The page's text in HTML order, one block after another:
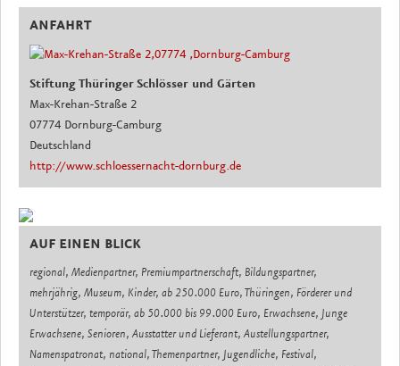
ANFAHRT
Stiftung Thüringer Schlösser und Gärten
Max-Krehan-Straße 2
07774 Dornburg-Camburg
Deutschland
http://www.schloessernacht-dornburg.de
AUF EINEN BLICK
regional, Medienpartner, Premiumpartnerschaft, Bildungspartner,
mehrjährig, Museum, Kinder, ab 250.000 Euro, Thüringen, Förderer und
Unterstützer, temporär, ab 50.000 bis 99.000 Euro, Erwachsene, Junge
Erwachsene, Senioren, Ausstatter und Lieferant, Austellungspartner,
Namenspatronat, national, Themenpartner, Jugendliche, Festival,